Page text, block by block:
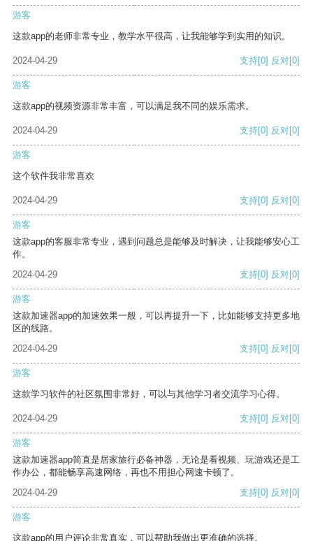
游客
这款app的老师非常专业，教学水平很高，让我能够学到实用的知识。
2024-04-29 支持[0] 反对[0]
游客
这款app的视频资源非常丰富，可以满足我不同的娱乐需求。
2024-04-29 支持[0] 反对[0]
游客
这个软件我非常喜欢
2024-04-29 支持[0] 反对[0]
游客
这款app的客服非常专业，遇到问题总是能够及时解决，让我能够安心工
作。
2024-04-29
支持[0] 反对[0]
游客
这款加速器app的加速效果一般，可以再提升一下，比如能够支持更多地
区的线路。
2024-04-29
支持[0] 反对[0]
游客
这款学习软件的社区氛围非常好，可以与其他学习者交流学习心得。
2024-04-29 支持[0] 反对[0]
游客
这款加速器app简直是居家旅行必备神器，无论是看视频、玩游戏还是工
作办公，都能畅享高速网络，再也不用担心网速卡顿了。
2024-04-29
支持[0] 反对[0]
游客
这款app的用户评论非常真实，可以帮助我做出更准确的选择。